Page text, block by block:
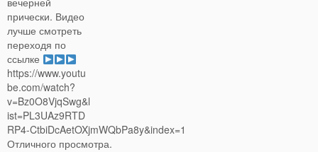
прически. Видео
лучше смотреть
переходя по
ссылке
https://www.youtu
be.com/watch?
v=Bz0O8VjqSwg&l
ist=PL3UAz9RTD
RP4-CtbiDcAetOXjmWQbPa8y&index=1
Отличного просмотра.